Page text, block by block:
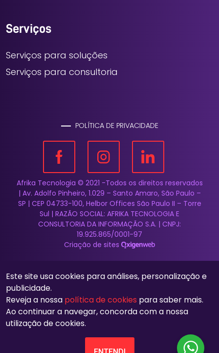
Serviços
Serviços para soluções
Serviços para consultoria
POLÍTICA DE PRIVACIDADE
Afrika Tecnologia © 2021 -Todos os direitos reservados
| Av. Adolfo Pinheiro, 1.029 – Santo Amaro, São Paulo –
SP | CEP 04733-100, Helbor Offices São Paulo II – Torre
Sul | RAZÃO SOCIAL: AFRIKA TECNOLOGIA E
CONSULTORIA DA INFORMAÇÃO S.A. | CNPJ:
19.925.865/0001-97
Criação de sites
Este site usa cookies para análises, personalização e
publicidade.
Reveja a nossa política de cookies para saber mais.
Ao continuar a navegar, concorda com a nossa
utilização de cookies.